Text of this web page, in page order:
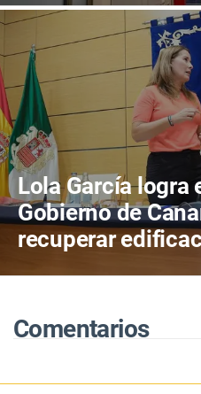
cuatro años de
Lola García logra
Gobierno de
recuperar
Comentarios